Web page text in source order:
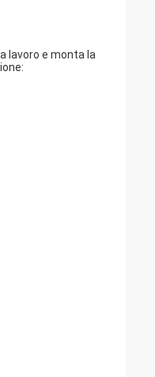
lavoro e monta la